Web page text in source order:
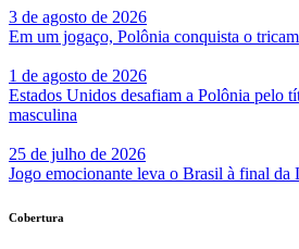
3 de agosto de 2026
Em um jogaço, Polônia conquista o
1 de agosto de 2026
Estados Unidos desafiam a Polônia pelo
masculina
25 de julho de 2026
Jogo emocionante leva o Brasil à final da
Cobertura